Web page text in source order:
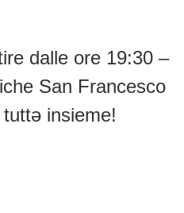
dalle ore 19:30 –
San Francesco
insieme!